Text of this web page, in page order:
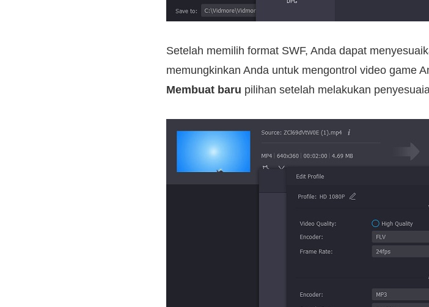
Setelah memilih format SWF, Anda dapat
memungkinkan Anda untuk mengontrol video game
Membuat baru pilihan setelah melakukan